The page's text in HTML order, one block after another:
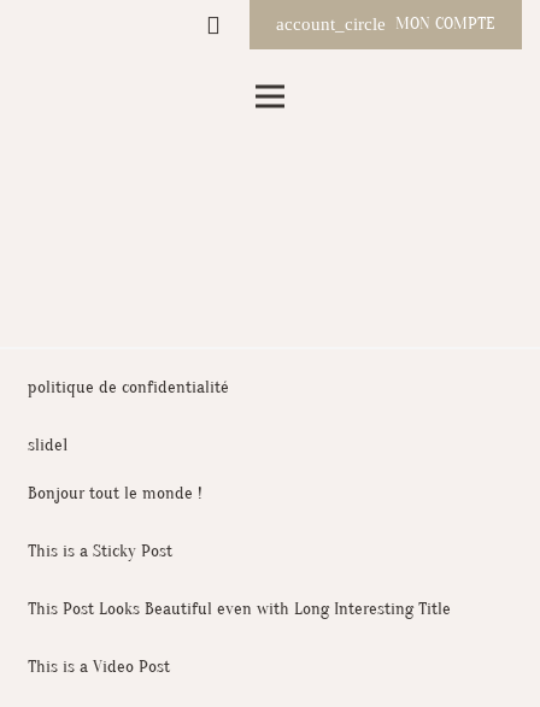
account_circle MON COMPTE
politique de confidentialité
slide1
Bonjour tout le monde !
This is a Sticky Post
This Post Looks Beautiful even with Long Interesting Title
This is a Video Post